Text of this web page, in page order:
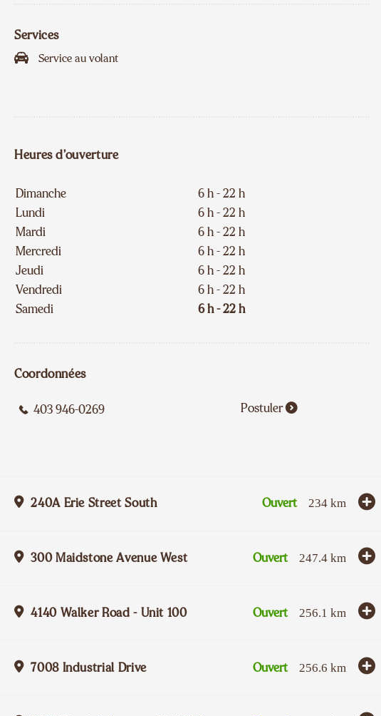
Services
Service au volant
Heures d’ouverture
Dimanche
6 h - 22 h
Lundi
6 h - 22 h
Mardi
6 h - 22 h
Mercredi
6 h - 22 h
Jeudi
6 h - 22 h
Vendredi
6 h - 22 h
Samedi
6 h - 22 h
Coordonnées
403 946-0269 Postuler
240A Erie Street South Ouvert 234 km
300 Maidstone Avenue West Ouvert 247.4 km
4140 Walker Road - Unit 100 Ouvert 256.1 km
7008 Industrial Drive Ouvert 256.6 km